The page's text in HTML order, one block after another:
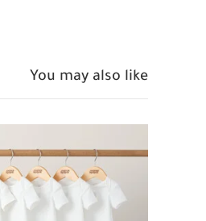
You may also like